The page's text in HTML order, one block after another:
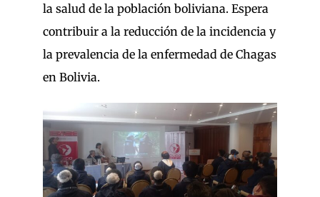
la salud de la población boliviana. Espera
contribuir a la reducción de la incidencia y
la prevalencia de la enfermedad de Chagas
en Bolivia.